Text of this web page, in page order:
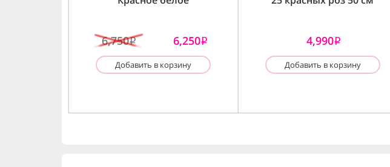
6,750i 6,250i
Добавить в корзину
4,990i
Добавить в корзину